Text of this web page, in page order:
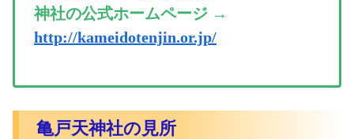
神社の公式ホームページ →
http://kameidotenjin.or.jp/
亀戸天神社の見所